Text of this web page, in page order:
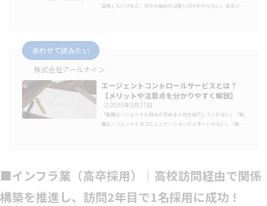
活用したいけれど、何から始めれば良いのかわからない。あるいは
ンにご依頼いただい…
あわせて読みたい
株式会社アールナイン
エージェントコントロールサービスとは？
【メリットや注意点を分かりやすく解説】
🕒️2025年3月27日
「転職エージェントが自社の求める人材を紹介してくれない」「転
職エージェントとのコミュニケーションが上手くいかない」「数社
を紹介してもらえる可能性が高くなります。しかし、転職エージェ
ントとのコミュニケーションや、転職エージェントを管理するリソ
■インフラ業（高卒採用）｜高校訪問経由で関係
構築を推進し、訪問2年目で1名採用に成功！